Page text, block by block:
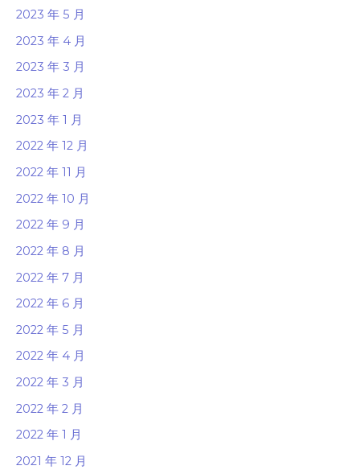
2023 年 5 月
2023 年 4 月
2023 年 3 月
2023 年 2 月
2023 年 1 月
2022 年 12 月
2022 年 11 月
2022 年 10 月
2022 年 9 月
2022 年 8 月
2022 年 7 月
2022 年 6 月
2022 年 5 月
2022 年 4 月
2022 年 3 月
2022 年 2 月
2022 年 1 月
2021 年 12 月